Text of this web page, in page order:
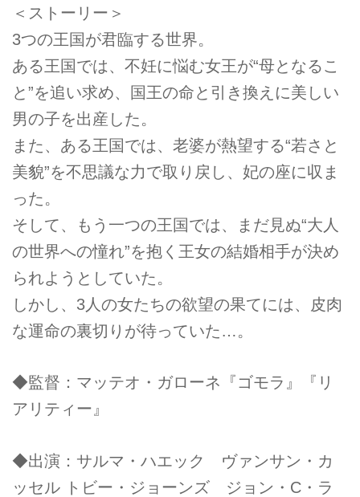
＜ストーリー＞
3つの王国が君臨する世界。
ある王国では、不妊に悩む女王が“母となるこ
と”を追い求め、国王の命と引き換えに美しい
男の子を出産した。
また、ある王国では、老婆が熱望する“若さと
美貌”を不思議な力で取り戻し、妃の座に収ま
った。
そして、もう一つの王国では、まだ見ぬ“大人
の世界への憧れ”を抱く王女の結婚相手が決め
られようとしていた。
しかし、3人の女たちの欲望の果てには、皮肉
な運命の裏切りが待っていた…。
◆監督：マッテオ・ガローネ『ゴモラ』『リ
アリティー』
◆出演：サルマ・ハエック ヴァンサン・カ
ッセル トビー・ジョーンズ ジョン・C・ラ